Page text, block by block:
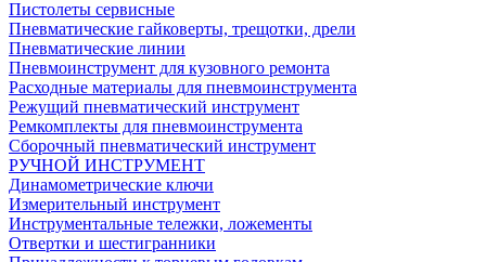
Пистолеты сервисные
Пневматические гайковерты, трещотки, дрели
Пневматические линии
Пневмоинструмент для кузовного ремонта
Расходные материалы для пневмоинструмента
Режущий пневматический инструмент
Ремкомплекты для пневмоинструмента
Сборочный пневматический инструмент
РУЧНОЙ ИНСТРУМЕНТ
Динамометрические ключи
Измерительный инструмент
Инструментальные тележки, ложементы
Отвертки и шестигранники